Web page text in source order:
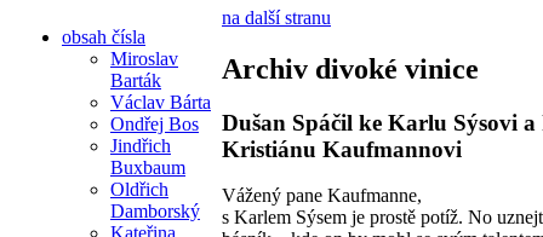
obsah čísla
Miroslav
Barták
Václav Bárta
Ondřej Bos
Jindřich
Buxbaum
Oldřich
Damborský
Kateřina
na další stranu
Archiv divoké vinice
Dušan Spáčil ke Karlu Sýsovi a
Kristiánu Kaufmannovi
Vážený pane Kaufmanne,
s Karlem Sýsem je prostě potíž. No